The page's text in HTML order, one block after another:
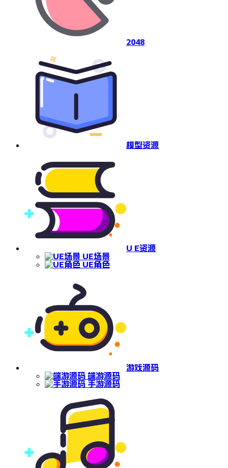
2048
模型资源
U E资源
UE场景
UE角色
游戏源码
端游源码
手游源码